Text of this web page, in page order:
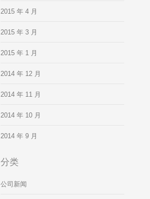
2015 年 4 月
2015 年 3 月
2015 年 1 月
2014 年 12 月
2014 年 11 月
2014 年 10 月
2014 年 9 月
分类
公司新闻